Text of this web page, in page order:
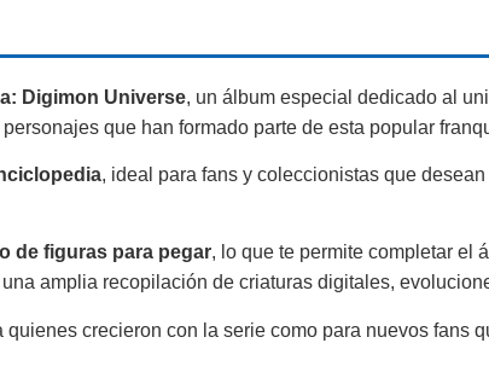
Digimon Universe, un álbum especial dedicado al
que han formado parte de esta popular
, ideal para fans y coleccionistas que
de figuras para pegar, lo que te permite completar el
amplia recopilación de criaturas digitales,
quienes crecieron con la serie como para nuevos fans